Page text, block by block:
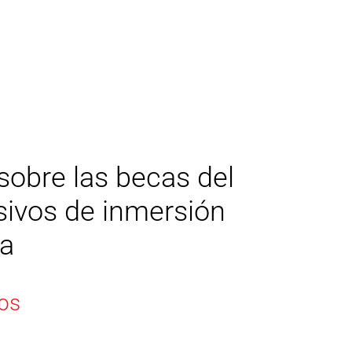
las becas del
de inmersión